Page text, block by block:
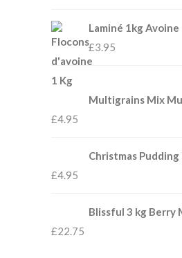
Laminé 1kg Avoine
£3.95
Multigrains Mix
£4.95
Christmas
£4.95
Blissful 3 kg Berry
£22.75